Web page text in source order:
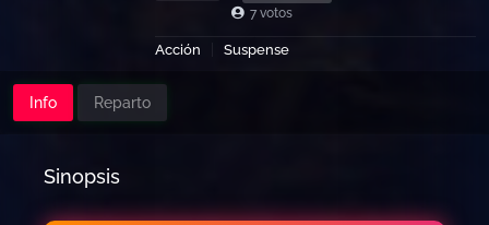
7 votos
Acción Suspense
Info Reparto
Sinopsis